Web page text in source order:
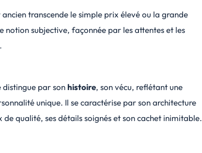
transcende le simple prix élevé ou la grande
notion subjective, façonnée par les attentes et les
distingue par son histoire, sonvécu, reflétant une
unique. Il se caractérise par son architecture
qualité, ses détails soignés et son cachet inimitable.